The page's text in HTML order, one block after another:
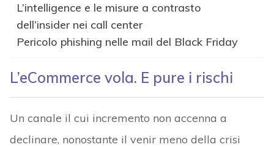
L’intelligence e le misure a contrasto
dell’insider nei call center
Pericolo phishing nelle mail del Black Friday
L’eCommerce vola. E pure i rischi
Un canale il cui incremento non accenna a
declinare, nonostante il venir meno della crisi